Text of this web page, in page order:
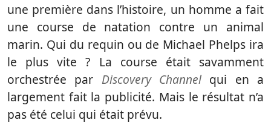
une première dans l’histoire, un homme a fait
une course de natation contre un animal
marin. Qui du requin ou de Michael Phelps ira
le plus vite ? La course était savamment
orchestrée par Discovery Channelqui en a
largement fait la publicité. Mais le résultat n’a
pas été celui qui était prévu.